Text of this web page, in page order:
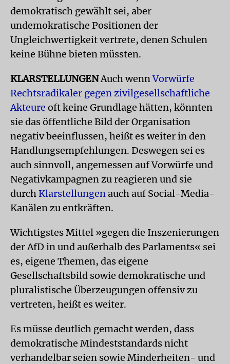
demokratisch gewählt sei, aber
undemokratische Positionen der
Ungleichwertigkeit vertrete, denen Schulen
keine Bühne bieten müssten.
KLARSTELLUNGENAuch wennVorwürfe
Rechtsradikaler gegen zivilgesellschaftliche
Akteure oft keine Grundlage hätten, könnten
sie das öffentliche Bild der Organisation
negativ beeinflussen, heißt es weiter in den
Handlungsempfehlungen. Deswegen sei es
auch sinnvoll, angemessen auf Vorwürfe und
Negativkampagnen zu reagieren und sie
durchKlarstellungenauch auf Social-Media-
Kanälen zu entkräften.
Wichtigstes Mittel »gegen die Inszenierungen
der AfD in und außerhalb des Parlaments« sei
es, eigene Themen, das eigene
Gesellschaftsbild sowie demokratische und
pluralistische Überzeugungen offensiv zu
vertreten, heißt es weiter.
Es müsse deutlich gemacht werden, dass
demokratische Mindeststandards nicht
verhandelbar seien sowie Minderheiten- und